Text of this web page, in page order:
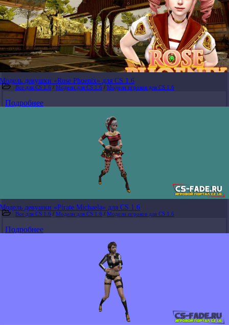
Модель девушки «Rose Phoenix» для CS 1.6
Все для CS 1.6 / Модели для CS 1.6 / Модели игроков для CS 1.6
Подробнее
Модель девушки «Pirate Michaela» для CS 1.6
Все для CS 1.6 / Модели для CS 1.6 / Модели игроков для CS 1.6
Подробнее